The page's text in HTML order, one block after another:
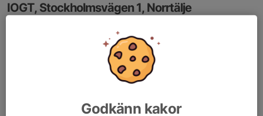
IOGT, Stockholmsvägen 1, Norrtälje
Godkänn kakor